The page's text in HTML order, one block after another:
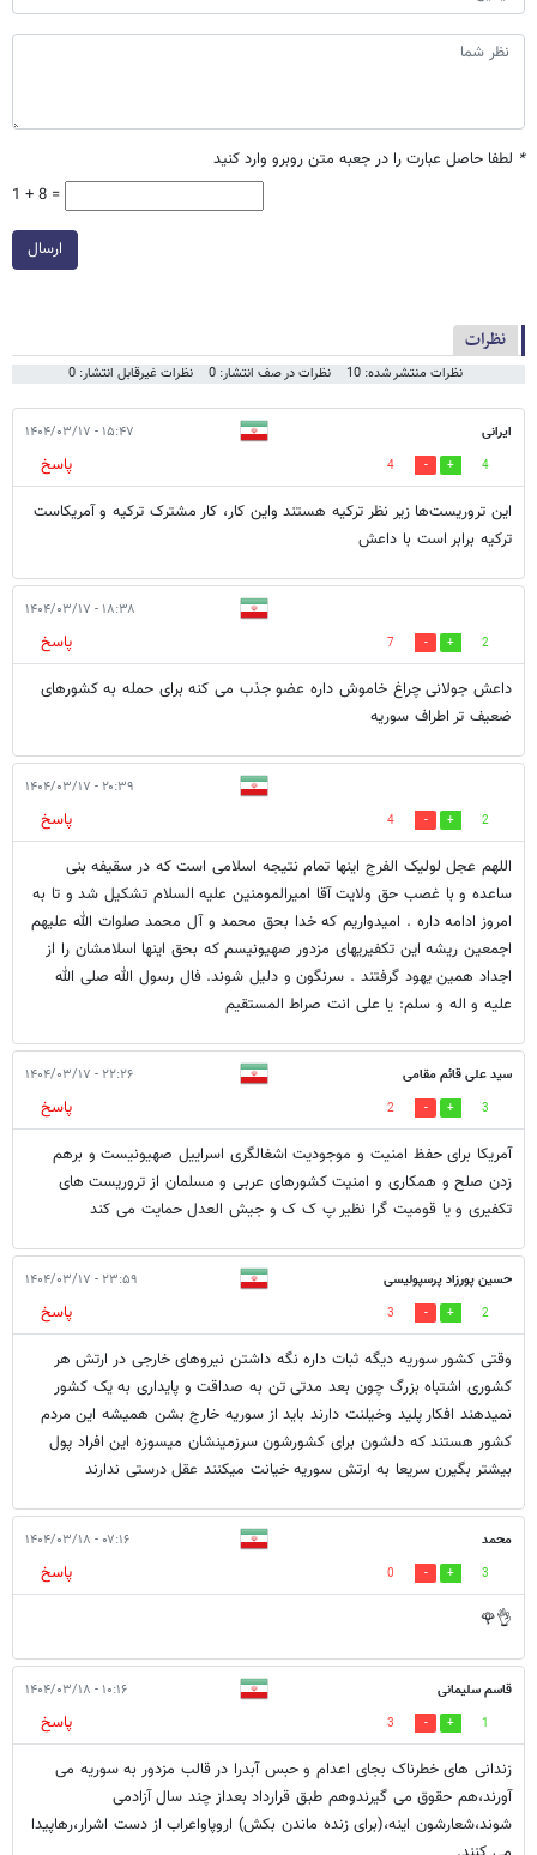
* لطفا حاصل عبارت را در جعبه متن روبرو وارد کنید
1 + 8 =
ارسال
نظرات
نظرات منتشر شده: 10 نظرات در صف انتشار: 0 نظرات غیرقابل انتشار: 0
ایرانی ۱۵:۴۷ - ۱۴۰۴/۰۳/۱۷
4
4
پاسخ
این تروریست‌ها زیر نظر ترکیه هستند واین کار، کار مشترک ترکیه و آمریکاست
ترکیه برابر است با داعش
۱۸:۳۸ - ۱۴۰۴/۰۳/۱۷
2
7
پاسخ
داعش جولانی چراغ خاموش داره عضو جذب می کنه برای حمله به کشورهای
ضعیف تر اطراف سوریه
۲۰:۳۹ - ۱۴۰۴/۰۳/۱۷
2
4
پاسخ
اللهم عجل لولیک الفرج اینها تمام نتیجه اسلامی است که در سقیفه بنی
ساعده و با غصب حق ولایت آقا امیرالمومنین علیه السلام تشکیل شد و تا به
امروز ادامه داره . امیدواریم که خدا بحق محمد و آل محمد صلوات الله علیهم
اجمعین ریشه این تکفیریهای مزدور صهیونیسم که بحق اینها اسلامشان را از
اجداد همین یهود گرفتند . سرنگون و دلیل شوند. فال رسول الله صلی الله
علیه و اله و سلم: یا علی انت صراط المستقیم
سید علی قائم مقامی ۲۲:۲۶ - ۱۴۰۴/۰۳/۱۷
3
2
پاسخ
آمریکا برای حفظ امنیت و موجودیت اشغالگری اسراییل صهیونیست و برهم
زدن صلح و همکاری و امنیت کشورهای عربی و مسلمان از تروریست های
تکفیری و یا قومیت گرا نظیر پ ک ک و جیش العدل حمایت می کند
حسین پورزاد پرسپولیسی ۲۳:۵۹ - ۱۴۰۴/۰۳/۱۷
2
3
پاسخ
وقتی کشور سوریه دیگه ثبات داره نگه داشتن نیروهای خارجی در ارتش هر
کشوری اشتباه بزرگ چون بعد مدتی تن به صداقت و پایداری به یک کشور
نمیدهند افکار پلید وخیلنت دارند باید از سوریه خارج بشن همیشه این مردم
کشور هستند که دلشون برای کشورشون سرزمینشان میسوزه این افراد پول
بیشتر بگیرن سریعا به ارتش سوریه خیانت میکنند عقل درستی ندارند
محمد ۰۷:۱۶ - ۱۴۰۴/۰۳/۱۸
3
0
پاسخ
👌🌹
قاسم سلیمانی ۱۰:۱۶ - ۱۴۰۴/۰۳/۱۸
1
3
پاسخ
زندانی های خطرناک بجای اعدام و حبس آبدرا در قالب مزدور به سوریه می
آورند،هم حقوق می گیرندوهم طبق قرارداد بعداز چند سال آزادمی
شوند،شعارشون اینه،(برای زنده ماندن بکش) اروپاواعراب از دست اشرار،رهاپیدا